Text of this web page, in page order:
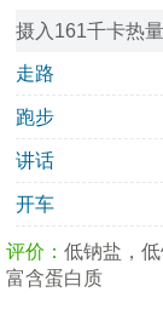
摄入161千卡热
走路
跑步
讲话
开车
评价： 低钠盐，
富含蛋白质